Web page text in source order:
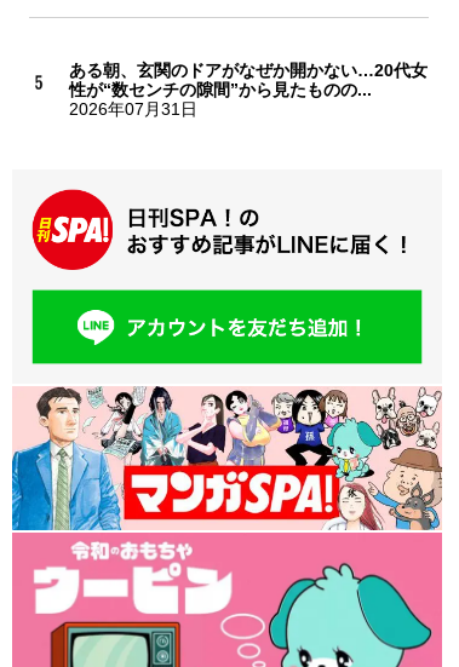
ある朝、玄関のドアがなぜか開かない…20代女
性が“数センチの隙間”から見たものの...
2026年07月31日